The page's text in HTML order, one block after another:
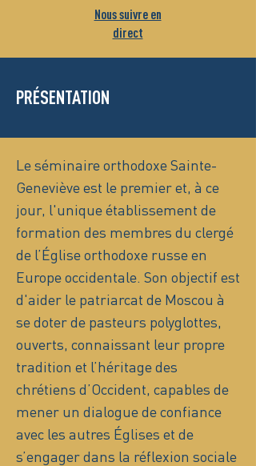
Nous suivre en
direct
PRÉSENTATION
Le séminaire orthodoxe Sainte-
Geneviève est le premier et, à ce
jour, l'unique établissement de
formation des membres du clergé
de l’Église orthodoxe russe en
Europe occidentale. Son objectif est
d'aider le patriarcat de Moscou à
se doter de pasteurs polyglottes,
ouverts, connaissant leur propre
tradition et l’héritage des
chrétiens d’Occident, capables de
mener un dialogue de confiance
avec les autres Églises et de
s’engager dans la réflexion sociale